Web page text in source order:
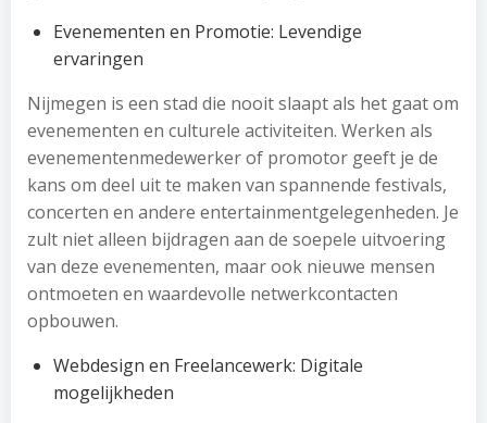
Evenementen en Promotie: Levendige
ervaringen
Nijmegen is een stad die nooit slaapt als het gaat om
evenementen en culturele activiteiten. Werken als
evenementenmedewerker of promotor geeft je de
kans om deel uit te maken van spannende festivals,
concerten en andere entertainmentgelegenheden. Je
zult niet alleen bijdragen aan de soepele uitvoering
van deze evenementen, maar ook nieuwe mensen
ontmoeten en waardevolle netwerkcontacten
opbouwen.
Webdesign en Freelancewerk: Digitale
mogelijkheden